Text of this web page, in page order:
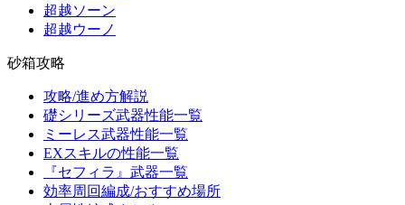
超越ソーン
超越ウーノ
砂箱攻略
攻略/進め方解説
礎シリーズ武器性能一覧
ミーレス武器性能一覧
EXスキルの性能一覧
『セフィラ』武器一覧
効率周回編成/おすすめ場所